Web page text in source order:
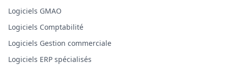
Logiciels GMAO
Logiciels Comptabilité
Logiciels Gestion commerciale
Logiciels ERP spécialisés